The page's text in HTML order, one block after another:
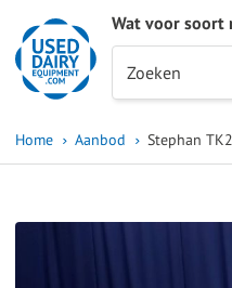
Wat voor soort
Zoeken
Home Aanbod Stephan